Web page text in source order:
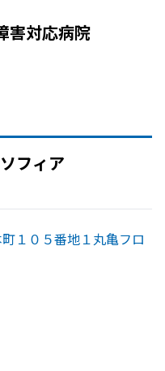
害対応病院
フィア
１０５番地１丸亀フロ